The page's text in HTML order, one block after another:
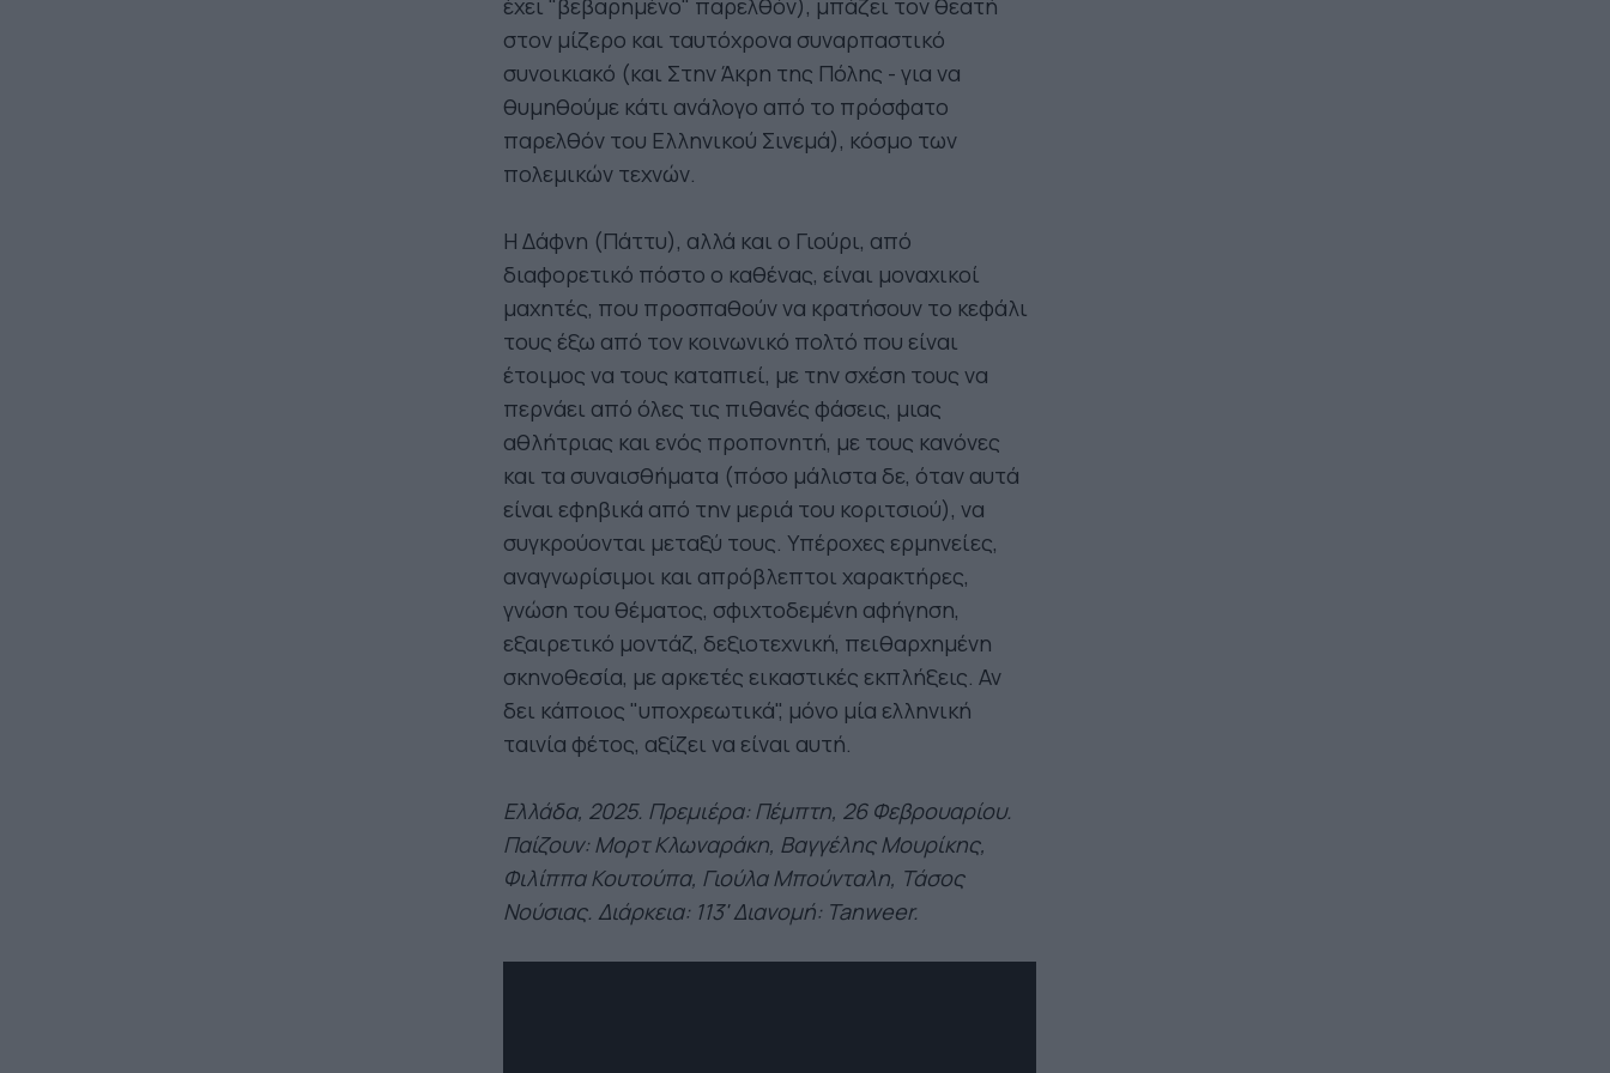
έχει "βεβαρημένο" παρελθόν), μπάζει τον θεατή
στον μίζερο και ταυτόχρονα συναρπαστικό
συνοικιακό (και Στην Άκρη της Πόλης - για να
θυμηθούμε κάτι ανάλογο από το πρόσφατο
παρελθόν του Ελληνικού Σινεμά), κόσμο των
πολεμικών τεχνών.
Η Δάφνη (Πάττυ), αλλά και ο Γιούρι, από
διαφορετικό πόστο ο καθένας, είναι μοναχικοί
μαχητές, που προσπαθούν να κρατήσουν το κεφάλι
τους έξω από τον κοινωνικό πολτό που είναι
έτοιμος να τους καταπιεί, με την σχέση τους να
περνάει από όλες τις πιθανές φάσεις, μιας
αθλήτριας και ενός προπονητή, με τους κανόνες
και τα συναισθήματα (πόσο μάλιστα δε, όταν αυτά
είναι εφηβικά από την μεριά του κοριτσιού), να
συγκρούονται μεταξύ τους. Υπέροχες ερμηνείες,
αναγνωρίσιμοι και απρόβλεπτοι χαρακτήρες,
γνώση του θέματος, σφιχτοδεμένη αφήγηση,
εξαιρετικό μοντάζ, δεξιοτεχνική, πειθαρχημένη
σκηνοθεσία, με αρκετές εικαστικές εκπλήξεις. Αν
δει κάποιος "υποχρεωτικά", μόνο μία ελληνική
ταινία φέτος, αξίζει να είναι αυτή.
Ελλάδα, 2025. Πρεμιέρα: Πέμπτη, 26 Φεβρουαρίου.
Παίζουν: Μορτ Κλωναράκη, Βαγγέλης Μουρίκης,
Φιλίππα Κουτούπα, Γιούλα Μπούνταλη, Τάσος
Νούσιας. Διάρκεια: 113' Διανομή: Tanweer.